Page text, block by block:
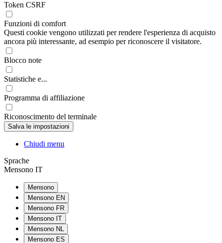
Token CSRF
Funzioni di comfort
Questi cookie vengono utilizzati per rendere l'esperienza di acquisto
ancora più interessante, ad esempio per riconoscere il visitatore.
Blocco note
Statistiche e...
Programma di affiliazione
Riconoscimento del terminale
Chiudi menu
Sprache
Mensono IT
Mensono
Mensono EN
Mensono FR
Mensono IT
Mensono NL
Mensono ES